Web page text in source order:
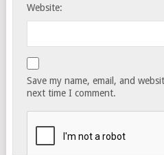
Website:
Save my name, email, and
next time I comment.